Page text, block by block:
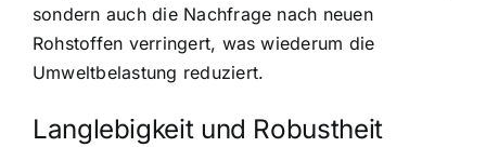
sondern auch die Nachfrage nach neuen
Rohstoffen verringert, was wiederum die
Umweltbelastung reduziert.
Langlebigkeit und Robustheit